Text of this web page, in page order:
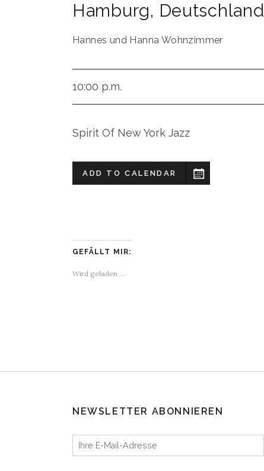
Hamburg, Deutschland
Hannes und Hanna Wohnzimmer
10:00 p.m.
Spirit Of New York Jazz
ADD TO CALENDAR
GEFÄLLT MIR:
Wird geladen …
NEWSLETTER ABONNIEREN
Ihre E-Mail-Adresse